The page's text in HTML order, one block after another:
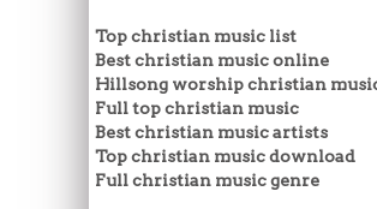
Top christian music list
Best christian music online
Hillsong worship christian
Full top christian music
Best christian music artists
Top christian music download
Full christian music genre